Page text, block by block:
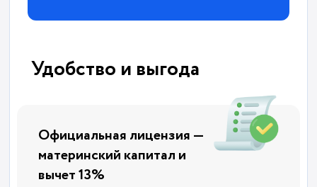
Удобство и выгода
Официальная лицензия —
материнский капитал и
вычет 13%